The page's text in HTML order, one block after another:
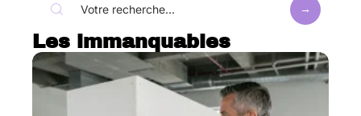
Les immanquables